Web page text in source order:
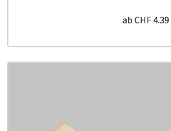
ab CHF 4.39